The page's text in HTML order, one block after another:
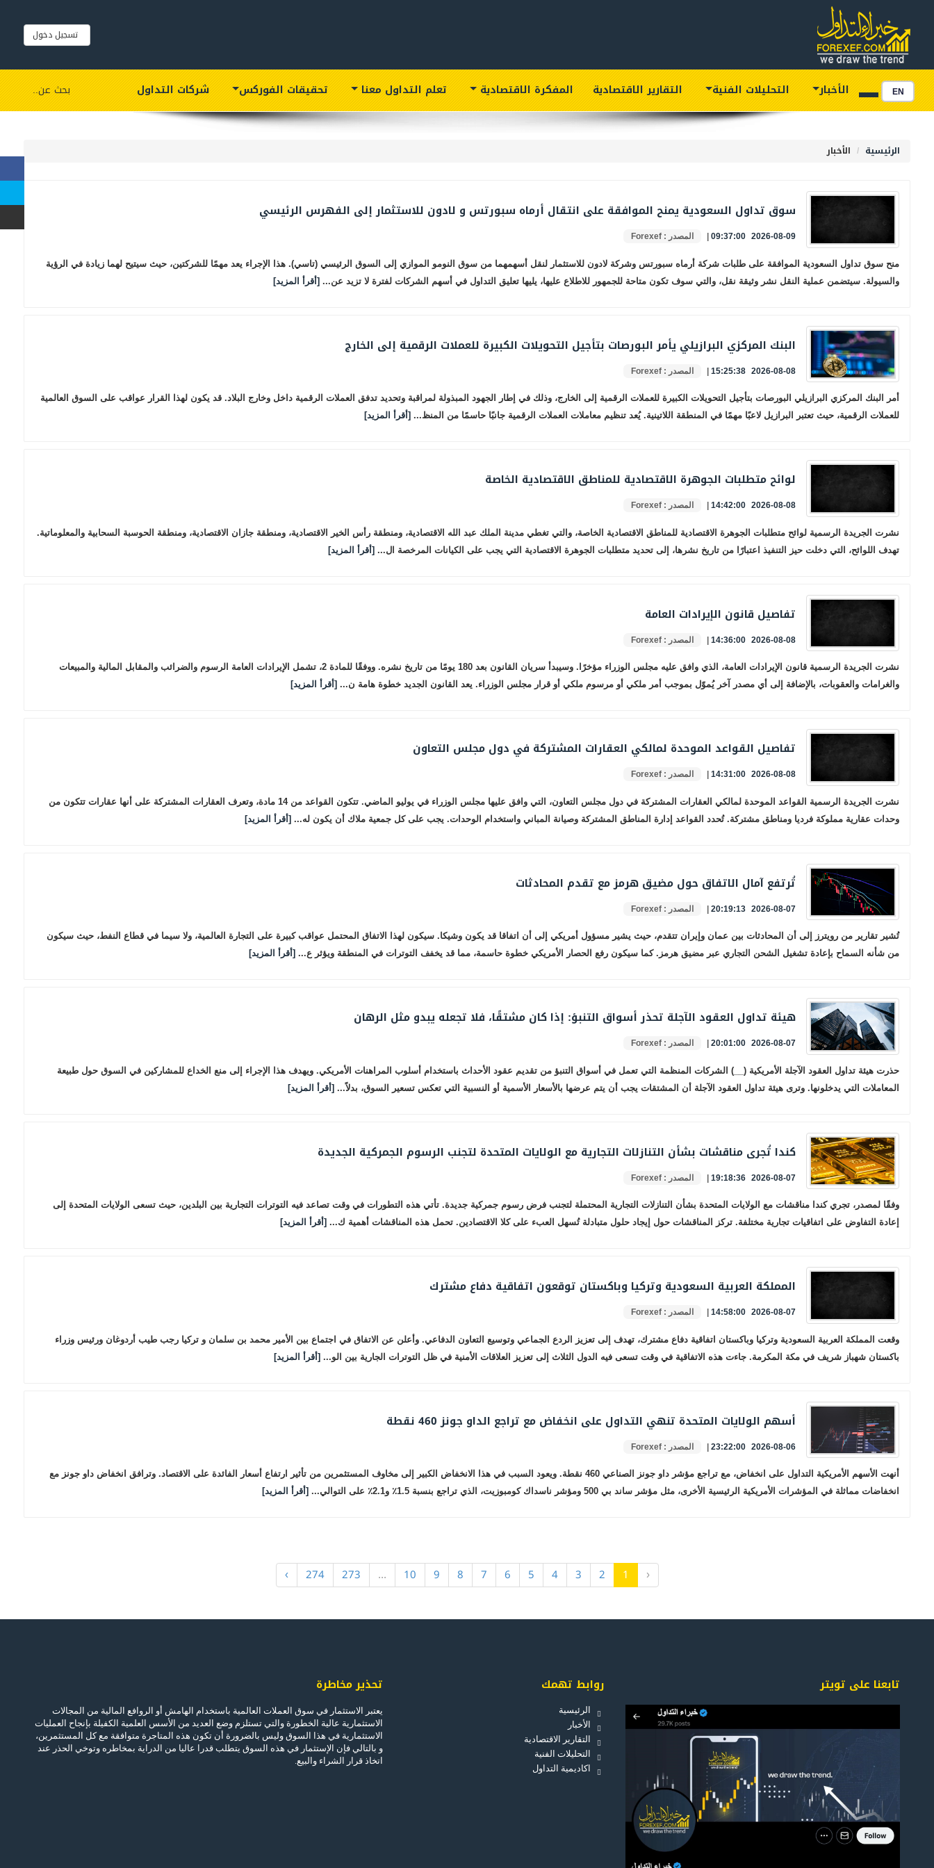
تسجيل دخول
EN الأخبار التحليلات الفنية التقارير الاقتصادية المفكرة الاقتصادية تعلم التداول معنا تحقيقات الفوركس شركات التداول بحث عن..
الرئيسية الأخبار
سوق تداول السعودية يمنح الموافقة على انتقال أرماه سبورتس و لادون للاستثمار إلى الفهرس الرئيسي
2026-08-09 09:37:00 المصدر : Forexef
منح سوق تداول السعودية الموافقة على طلبات شركة أرماه سبورتس وشركة لادون للاستثمار لنقل أسهمهما من سوق النومو الموازي إلى السوق الرئيسي (تاسي). هذا الإجراء يعد مهمًا للشركتين، حيث سيتيح لهما زيادة في الرؤية
والسيولة. سيتضمن عملية النقل نشر وثيقة نقل، والتي سوف تكون متاحة للجمهور للاطلاع عليها، يليها تعليق التداول في أسهم الشركات لفترة لا تزيد عن... [أقرأ المزيد]
البنك المركزي البرازيلي يأمر البورصات بتأجيل التحويلات الكبيرة للعملات الرقمية إلى الخارج
2026-08-08 15:25:38
| المصدر : Forexef
أمر البنك المركزي البرازيلي البورصات بتأجيل التحويلات الكبيرة للعملات الرقمية إلى الخارج، وذلك في إطار الجهود المبذولة لمراقبة وتحديد تدفق العملات الرقمية داخل وخارج البلاد. قد يكون لهذا القرار عواقب على السوق العالمية
للعملات الرقمية، حيث تعتبر البرازيل لاعبًا مهمًا في المنطقة اللاتينية. يُعد تنظيم معاملات العملات الرقمية جانبًا حاسمًا من المنظ... [أقرأ المزيد]
لوائح متطلبات الجوهرة الاقتصادية للمناطق الاقتصادية الخاصة
2026-08-08 14:42:00 المصدر : Forexef
نشرت الجريدة الرسمية لوائح متطلبات الجوهرة الاقتصادية للمناطق الاقتصادية الخاصة، والتي تغطي مدينة الملك عبد الله الاقتصادية، ومنطقة رأس الخير الاقتصادية، ومنطقة جازان الاقتصادية، ومنطقة الحوسبة السحابية والمعلوماتية.
تهدف اللوائح، التي دخلت حيز التنفيذ اعتبارًا من تاريخ نشرها، إلى تحديد متطلبات الجوهرة الاقتصادية التي يجب على الكيانات المرخصة ال... [أقرأ المزيد]
تفاصيل قانون الإيرادات العامة
2026-08-08 14:36:00
| المصدر : Forexef
نشرت الجريدة الرسمية قانون الإيرادات العامة، الذي وافق عليه مجلس الوزراء مؤخرًا. وسيبدأ سريان القانون بعد 180 يومًا من تاريخ نشره. ووفقًا للمادة 2، تشمل الإيرادات العامة الرسوم والضرائب والمقابل المالية والمبيعات
والغرامات والعقوبات، بالإضافة إلى أي مصدر آخر يُموّل بموجب أمر ملكي أو مرسوم ملكي أو قرار مجلس الوزراء. يعد القانون الجديد خطوة هامة ن... [أقرأ المزيد]
تفاصيل القواعد الموحدة لمالكي العقارات المشتركة في دول مجلس التعاون
2026-08-08 14:31:00 المصدر : Forexef
نشرت الجريدة الرسمية القواعد الموحدة لمالكي العقارات المشتركة في دول مجلس التعاون، التي وافق عليها مجلس الوزراء في يوليو الماضي. تتكون القواعد من 14 مادة، وتعرف العقارات المشتركة على أنها عقارات تتكون من
وحدات عقارية مملوكة فرديا ومناطق مشتركة. تُحدد القواعد إدارة المناطق المشتركة وصيانة المباني واستخدام الوحدات. يجب على كل جمعية ملاك أن يكون له... [أقرأ المزيد]
تُرتفع آمال الاتفاق حول مضيق هرمز مع تقدم المحادثات
2026-08-07 20:19:13
| المصدر : Forexef
تُشير تقارير من رويترز إلى أن المحادثات بين عمان وإيران تتقدم، حيث يشير مسؤول أمريكي إلى أن اتفاقا قد يكون وشيكا. سيكون لهذا الاتفاق المحتمل عواقب كبيرة على التجارة العالمية، ولا سيما في قطاع النفط، حيث سيكون
من شأنه السماح بإعادة تشغيل الشحن التجاري عبر مضيق هرمز. كما سيكون رفع الحصار الأمريكي خطوة حاسمة، مما قد يخفف التوترات في المنطقة ويؤثر ع... [أقرأ المزيد]
هيئة تداول العقود الآجلة تحذر أسواق التنبؤ: إذا كان مشتقًا، فلا تجعله يبدو مثل الرهان
2026-08-07 20:01:00 المصدر : Forexef
حذرت هيئة تداول العقود الآجلة الأمريكية (__) الشركات المنظمة التي تعمل في أسواق التنبؤ من تقديم عقود الأحداث باستخدام أسلوب المراهنات الأمريكي. ويهدف هذا الإجراء إلى منع الخداع للمشاركين في السوق حول طبيعة
المعاملات التي يدخلونها. وترى هيئة تداول العقود الآجلة أن المشتقات يجب أن يتم عرضها بالأسعار الأسمية أو النسبية التي تعكس تسعير السوق، بدلاً... [أقرأ المزيد]
كندا تُجرى مناقشات بشأن التنازلات التجارية مع الولايات المتحدة لتجنب الرسوم الجمركية الجديدة
2026-08-07 19:18:36
| المصدر : Forexef
وفقًا لمصدر، تجري كندا مناقشات مع الولايات المتحدة بشأن التنازلات التجارية المحتملة لتجنب فرض رسوم جمركية جديدة. تأتي هذه التطورات في وقت تصاعد فيه التوترات التجارية بين البلدين، حيث تسعى الولايات المتحدة إلى
إعادة التفاوض على اتفاقيات تجارية مختلفة. تركز المناقشات حول إيجاد حلول متبادلة تُسهل العبء على كلا الاقتصادين. تحمل هذه المناقشات أهمية ك... [أقرأ المزيد]
المملكة العربية السعودية وتركيا وباكستان توقعون اتفاقية دفاع مشترك
2026-08-07 14:58:00 المصدر : Forexef
وقعت المملكة العربية السعودية وتركيا وباكستان اتفاقية دفاع مشترك، تهدف إلى تعزيز الردع الجماعي وتوسيع التعاون الدفاعي. وأعلن عن الاتفاق في اجتماع بين الأمير محمد بن سلمان و تركيا رجب طيب أردوغان ورئيس وزراء
باكستان شهباز شريف في مكة المكرمة. جاءت هذه الاتفاقية في وقت تسعى فيه الدول الثلاث إلى تعزيز العلاقات الأمنية في ظل التوترات الجارية بين الو... [أقرأ المزيد]
أسهم الولايات المتحدة تنهي التداول على انخفاض مع تراجع الداو جونز 460 نقطة
2026-08-06 23:22:00
| المصدر : Forexef
أنهت الأسهم الأمريكية التداول على انخفاض، مع تراجع مؤشر داو جونز الصناعي 460 نقطة. ويعود السبب في هذا الانخفاض الكبير إلى مخاوف المستثمرين من تأثير ارتفاع أسعار الفائدة على الاقتصاد. وترافق انخفاض داو جونز مع
انخفاضات مماثلة في المؤشرات الأمريكية الرئيسية الأخرى، مثل مؤشر ساند بي 500 ومؤشر ناسداك كومبوزيت، الذي تراجع بنسبة 1.5٪ و2.1٪ على التوالي...
[أقرأ المزيد]
‹
1
2
3
4
5
6
7
8
9
10
...
273
274
›
تابعنا على تويتر روابط تهمك
الرئيسية
الأخبار
التقارير الاقتصادية
التحليلات الفنية
اكاديمية التداول
تحذير مخاطرة
يعتبر الاستثمار في سوق العملات العالمية باستخدام الهامش أو الروافع المالية من المجالات
الاستثمارية عالية الخطورة والتي تستلزم وضع العديد من الأسس العلمية الكفيلة بإنجاح العمليات
الاستثمارية في هذا السوق وليس بالضرورة أن تكون هذه المتاجرة متوافقة مع كل المستثمرين،
و بالتالي فإن الإستثمار في هذه السوق يتطلب قدرا عاليا من الدراية بمخاطره وتوخي الحذر عند
اتخاذ قرار الشراء والبيع.